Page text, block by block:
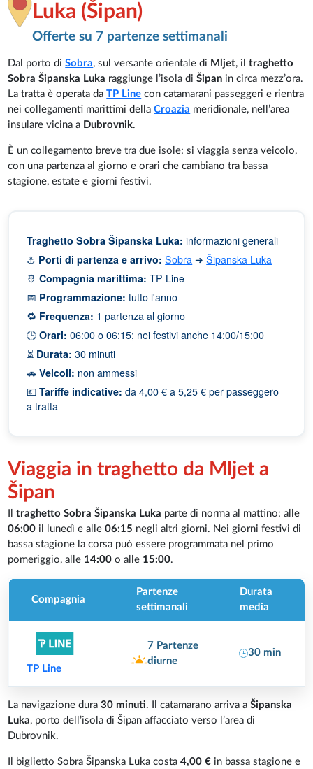
Luka (Šipan)
Offerte su 7 partenze settimanali
Dal porto diSobra, sul versante orientale di Mljet, iltraghetto
Sobra Šipanska Luka raggiunge l’isola diŠipan in circa mezz’ora.
La tratta è operata daTP Line con catamarani passeggeri e rientra
nei collegamenti marittimi dellaCroazia meridionale, nell’area
insulare vicina a Dubrovnik.
È un collegamento breve tra due isole: si viaggia senza veicolo,
con una partenza al giorno e orari che cambiano tra bassa
stagione, estate e giorni festivi.
Traghetto Sobra Šipanska Luka: informazioni generali
⚓ Porti di partenza e arrivo: Sobra ➜Šipanska Luka
🚢Compagnia marittima: TP Line
📅 Programmazione: tutto l'anno
🔁 Frequenza: 1 partenza al giorno
🕒Orari: 06:00 o 06:15; nei festivi anche 14:00/15:00
⏳ Durata: 30 minuti
🚗Veicoli: non ammessi
💶Tariffe indicative: da 4,00 € a 5,25 € per passeggero
a tratta
Viaggia in traghetto da Mljet a
Šipan
Iltraghetto Sobra Šipanska Luka parte di norma al mattino: alle
06:00 il lunedì e alle06:15 negli altri giorni. Nei giorni festivi di
bassa stagione la corsa può essere programmata nel primo
pomeriggio, alle 14:00 o alle 15:00.
Compagnia
Partenze
settimanali
Durata
media
TP Line
7 Partenze
diurne
30 min
La navigazione dura30 minuti. Il catamarano arriva aŠipanska
Luka, porto dell’isola di Šipan affacciato verso l’area di
Dubrovnik.
Il biglietto Sobra Šipanska Luka costa4,00 € in bassa stagione e